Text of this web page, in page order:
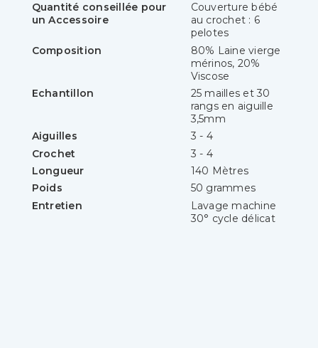
Quantité conseillée pour
un Accessoire
Couverture bébé
au crochet : 6
pelotes
Composition
80% Laine vierge
mérinos, 20%
Viscose
Echantillon
25 mailles et 30
rangs en aiguille
3,5mm
Aiguilles
3 - 4
Crochet
3 - 4
Longueur
140 Mètres
Poids
50 grammes
Entretien
Lavage machine
30° cycle délicat